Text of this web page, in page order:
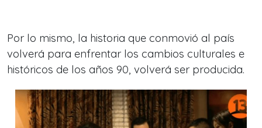
Por lo mismo, la historia que conmovió al país
volverá para enfrentar los cambios culturales e
históricos de los años 90, volverá ser producida.